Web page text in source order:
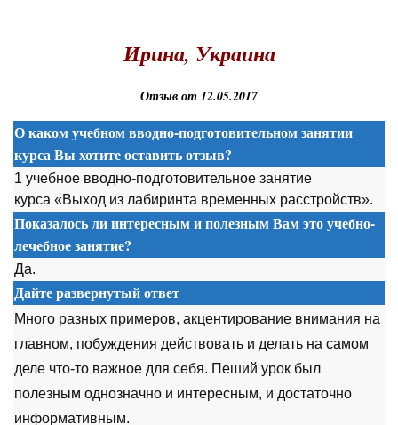
Ирина, Украина
Отзыв от 12.05.2017
О каком учебном вводно-подготовительном занятии
курса Вы хотите оставить отзыв?
1 учебное вводно-подготовительное занятие
курса «Выход из лабиринта временных расстройств».
Показалось ли интересным и полезным Вам это учебно-
лечебное занятие?
Да.
Дайте развернутый ответ
Много разных примеров, акцентирование внимания на
главном, побуждения действовать и делать на самом
деле что-то важное для себя. Пеший урок был
полезным однозначно и интересным, и достаточно
информативным.